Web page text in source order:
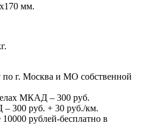
мм.
г. Москва и МО собственной
МКАД – 300 руб.
300 руб. + 30 руб./км.
рублей-бесплатно в